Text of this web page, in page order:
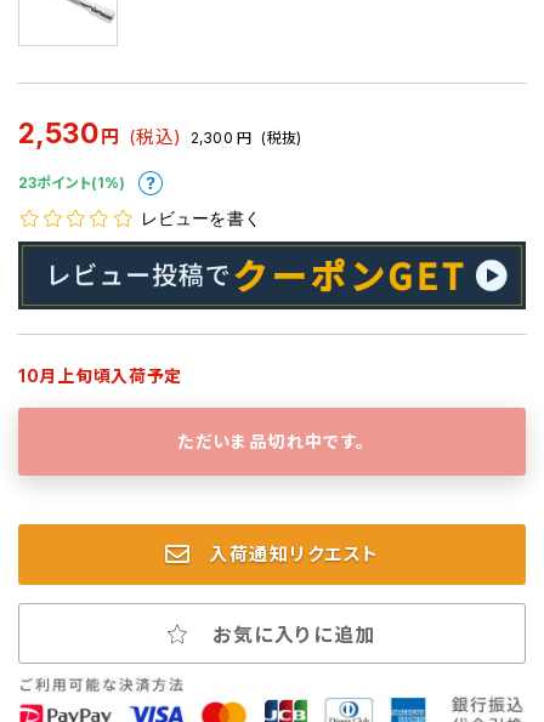
2,530 円 (税込) 2,300 円 (税抜)
23ポイント(1%)
レビューを書く
10月上旬頃入荷予定
ただいま品切れ中です。
入荷通知リクエスト
お気に入りに追加